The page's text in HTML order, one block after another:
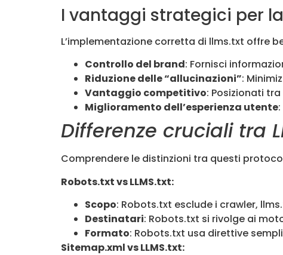
I vantaggi strategici per
L’implementazione corretta di llms.txt offre
Controllo del brand: Fornisci
Riduzione delle “allucinazioni”:
Vantaggio competitivo: Posizionati
Miglioramento dell’esperienza utente
Differenze cruciali tra
Comprendere le distinzioni tra questi
Robots.txt vs LLMS.txt:
Scopo: Robots.txt esclude i crawler,
Destinatari: Robots.txt si rivolge ai
Formato: Robots.txt usa direttive
Sitemap.xml vs LLMS.txt: